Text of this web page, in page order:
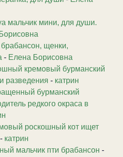
мальчик мини, для души.
брабансон, щенки,
- Елена Борисовна
кремовый бурманский
разведения - катрин
бурманский
редкого окраса в
роскошный кот ищет
- катрин
мальчик пти брабансон -